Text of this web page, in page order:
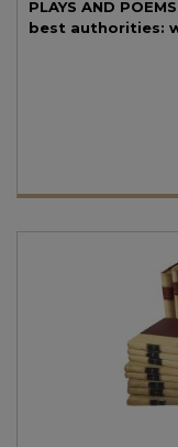
PLAYS AND
best authorities: